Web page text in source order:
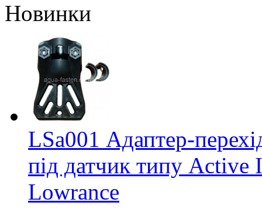
Новинки
LSa001 Адаптер-
під датчик типу Active
Lowrance